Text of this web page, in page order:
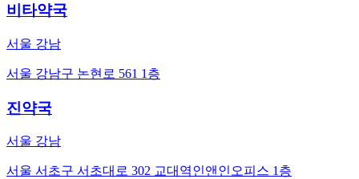
비타약국
서울 강남
서울 강남구 논현로 561 1층
진약국
서울 강남
서울 서초구 서초대로 302 교대역인앤인오피스 1층